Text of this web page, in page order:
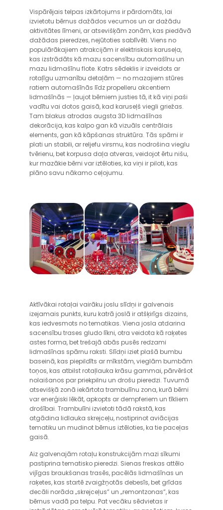
Vispārējais telpas izkārtojums ir pārdomāts, lai
izvietotu bērnus dažādos vecumos un ar dažādu
aktivitātes līmeni, ar atsevišķām zonām, kas piedāvā
dažādas pieredzes, nejūtoties sablīvēti. Viens no
populārākajiem atrakcijām ir elektriskais karuseļa,
kas izstrādāts kā mazu sacensību automašīnu un
mazu lidmašīnu flote. Katrs sēdeklis ir izveidots ar
rotaļīgu uzmanību detaļām — no mazajiem stūres
ratiem automašīnās līdz propelleru akcentiem
lidmašīnās — ļaujot bērniem justies tā, it kā viņi paši
vadītu vai dotos gaisā, kad karuseļš viegli griežas.
Tam blakus atrodas augsta 3D lidmašīnas
dekorācija, kas kalpo gan kā vizuāls centrālais
elements, gan kā kāpšanas struktūra. Tās spārni ir
plati un stabili, ar reljefu virsmu, kas nodrošina vieglu
tvērienu, bet korpusa daļa atveras, veidojot ērtu nišu,
kur mazākie bērni var iztēloties, ka viņi ir piloti, kas
plāno savu nākamo ceļojumu.
Aktīvākai rotaļai vairāku joslu slīdņi ir galvenais
izejamais punkts, kuru katrā joslā ir atšķirīgs dizains,
kas iedvesmots no tematikas. Viena josla atdarina
sacensību trases gludo līkni, otra veidota kā raķetes
astes forma, bet trešajā abās pusēs redzami
lidmašīnas spārnu raksti. Slīdņi iziet plašā bumbu
baseinā, kas piepildīts ar mīkstām, vieglām bumbām
toņos, kas atbilst rotaļlauka krāsu gammai, pārvēršot
nolaišanos par priekpilnu un drošu pieredzi. Tuvumā
atsevišķā zonā iekārtota trambulīnu zona, kurā bērni
var enerģiski lēkāt, apkopts ar dempferiem un tīkliem
drošībai. Trambulīni izvietoti tādā rakstā, kas
atgādina lidlauka skrejceļu, nostiprinot aviācijas
tematiku un mudinot bērnus iztēloties, ka tie paceļas
gaisā.
Aiz galvenajām rotaļu konstrukcijām mazi sīkumi
pastiprina tematisko pieredzi. Sienas freskas attēlo
vijīgas braukšanas trasēs, pacēlās lidmašīnas un
raķetes, kas startē zvaigžņotās debesīs, bet grīdas
decāli norāda „skrejceļus” un „remontzonas”, kas
bērnus vadā pa telpu. Pat vecāku sēdvietas ir